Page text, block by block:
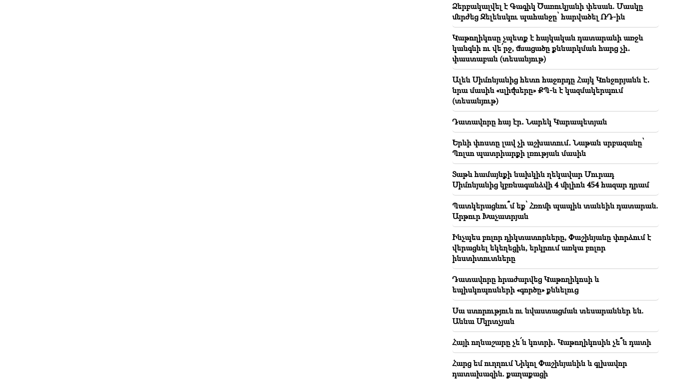
17:42
Փաշինյան․ TRIPP-ը կփոխի Հայաստանի դիրքը
համաշխարհային ներդրումային քարտեզում
17:34
Մեծ Բրիտանիան պատրաստվում է շոգի նոր
ալիքին․ ջերմաստիճանը կհասնի 36°C-ի
17:00 Կարևոր
Արևմուտքը երես կթեքի Հայաստանից․ Մեդվեդևը
զգուշացրել է Երևանին
16:22
Դրոնը պայթել է Բուլղարիայում՝ Թուրքիան և
Ուկրաինան միացնող գազատարի մոտ
16:06
Իրանն ԱՄՆ-ին պայման է առաջադրել Հորմուզի
նեղուցը բացելու համար
15:47
Թուրքիան սկսել է սահմանափակել Սև ծովում
առևտրային նավերի տեղաշարժը
15:24
Իրանի ԱԳ նախարարը հարևան մահմեդական
երկրներին «իսկական եղբայրության» կոչ է արել
14:12
Ձերբակալվել է Գագիկ Ծառուկյանի փեսան. Մասկը
մերժեց Զելենսկու պահանջը՝ հարվածել ՌԴ-ին
Ձերբակալվել է Գագիկ Ծառուկյանի փեսան. Մասկը
մերժեց Զելենսկու պահանջը՝ հարվածել ՌԴ-ին
Կաթողիկոսը չպետք է հայկական դատարանի առջև
կանգնի ու վե՛րջ, մնացածը քննարկման հարց չի․
փաստաբան (տեսանյութ)
Ալեն Սիմոնյանից հետո հաջորդը Հայկ Կոնջորյանն է․
նրա մասին «սլիվները» ՔՊ-ն է կազմակերպում
(տեսանյութ)
Դատավորը հայ էր․ Նարեկ Կարապետյան
Երևի փոստը լավ չի աշխատում․ Նաթան սրբազանը՝
Պոլսո պատրիարքի լռության մասին
Տաթև համայնքի նախկին ղեկավար Մուրադ
Սիմոնյանից կբռնագանձվի 4 միլիոն 454 հազար դրամ
Պատկերացնու՞մ եք՝ Հռոմի պապին տանեին դատարան.
Արթուր Խաչատրյան
Ինչպես բոլոր դիկտատորները, Փաշինյանը փորձում է
վերացնել եկեղեցին, երկրում առկա բոլոր
ինստիտուտները
Դատավորը հրաժարվեց Կաթողիկոսի և
եպիսկոպոսների «գործը» քննելուց
Սա ստորություն ու նվաստացման տեսարաններ են.
Աննա Մկրտչյան
Հայի ողնաշարը չե՛ն կոտրի․ Կաթողիկոսին չե՞ն դատի
Հարց եմ ուղղում Նիկոլ Փաշինյանին և գլխավոր
դատախազին. քաղաքացի